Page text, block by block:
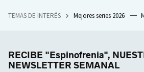
TEMAS DE INTERÉS Mejores series 2026
RECIBE "Espinofrenia",
NEWSLETTER SEMANAL